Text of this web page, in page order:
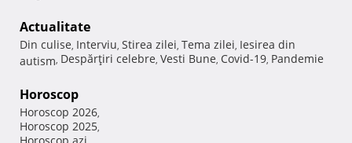
Actualitate
Din culise, Interviu, Stirea zilei, Tema zilei, Iesirea din
autism, Despărţiri celebre, Vesti Bune, Covid-19, Pandemie
Horoscop
Horoscop 2026,
Horoscop 2025,